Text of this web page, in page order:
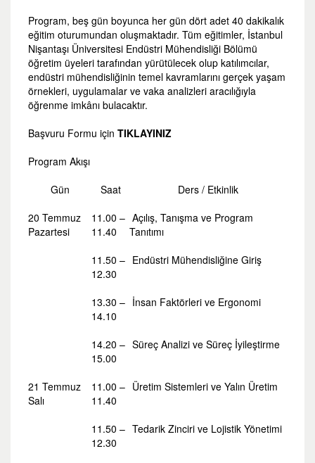
Program, beş gün boyunca her gün dört adet 40 dakikalık
eğitim oturumundan oluşmaktadır. Tüm eğitimler, İstanbul
Nişantaşı Üniversitesi Endüstri Mühendisliği Bölümü
öğretim üyeleri tarafından yürütülecek olup katılımcılar,
endüstri mühendisliğinin temel kavramlarını gerçek yaşam
örnekleri, uygulamalar ve vaka analizleri aracılığıyla
öğrenme imkânı bulacaktır.
Başvuru Formu için TIKLAYINIZ
Program Akışı
Gün
Saat
Ders / Etkinlik
20 Temmuz
Pazartesi
11.00 –
11.40
Açılış, Tanışma ve Program
Tanıtımı
11.50 –
12.30
Endüstri Mühendisliğine Giriş
13.30 –
14.10
İnsan Faktörleri ve Ergonomi
14.20 –
15.00
Süreç Analizi ve Süreç İyileştirme
21 Temmuz
Salı
11.00 –
11.40
Üretim Sistemleri ve Yalın Üretim
11.50 –
12.30
Tedarik Zinciri ve Lojistik Yönetimi